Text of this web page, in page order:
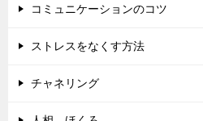
コミュニケーションのコツ
ストレスをなくす方法
チャネリング